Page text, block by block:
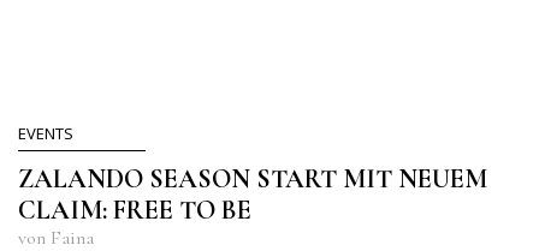
EVENTS
ZALANDO SEASON START MIT NEUEM
CLAIM: FREE TO BE
von Faina